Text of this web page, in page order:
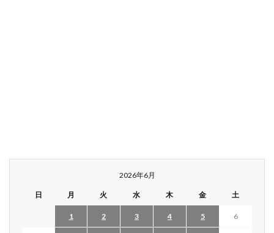
2026年6月
日 月 火 水 木 金 土
1 2 3 4 5 6